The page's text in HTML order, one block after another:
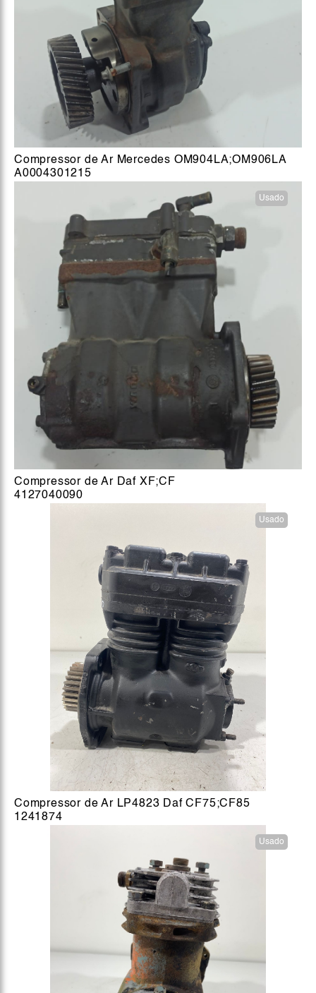
Compressor de Ar Mercedes OM904LA;OM906LA
A0004301215
Usado
Compressor de Ar Daf XF;CF
4127040090
Usado
Compressor de Ar LP4823 Daf CF75;CF85
1241874
Usado